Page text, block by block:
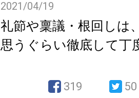
2021/04/19
礼節や稟議・根回しは
思うぐらい徹底して丁
319 50